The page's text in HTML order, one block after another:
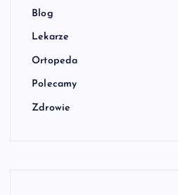
Blog
Lekarze
Ortopeda
Polecamy
Zdrowie